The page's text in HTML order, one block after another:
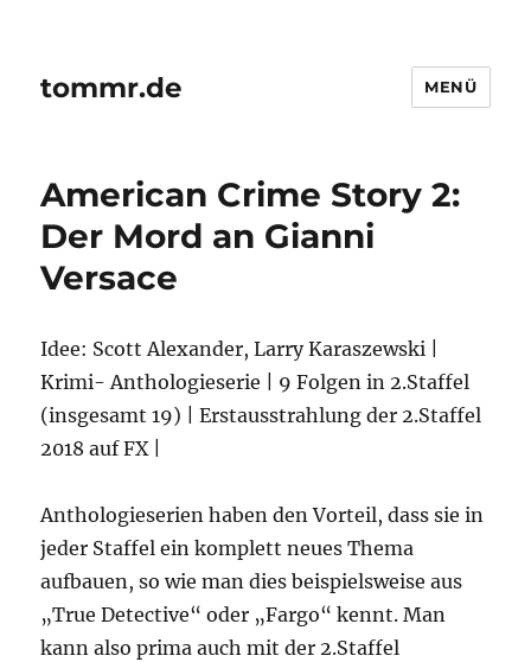
tommr.de MENÜ
American Crime Story 2:
Der Mord an Gianni
Versace
Idee: Scott Alexander, Larry Karaszewski |
Krimi- Anthologieserie | 9 Folgen in 2.Staffel
(insgesamt 19) | Erstausstrahlung der 2.Staffel
2018 auf FX |
Anthologieserien haben den Vorteil, dass sie in
jeder Staffel ein komplett neues Thema
aufbauen, so wie man dies beispielsweise aus
„True Detective“ oder „Fargo“ kennt. Man
kann also prima auch mit der 2.Staffel